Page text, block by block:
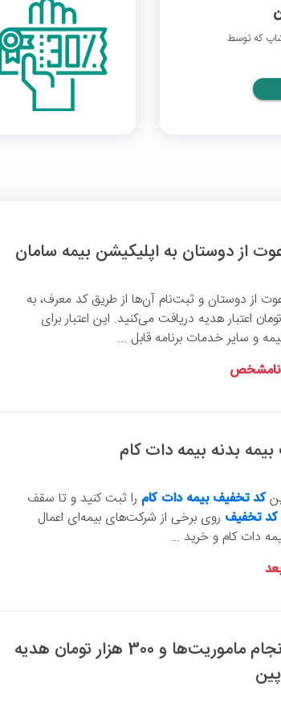
که توسط
از دوستان و ثبت‌نام آن‌ها از طریق کد معرف، به
موفق 50 هزار تومان اعتبار هدیه دریافت می‌کنید. این اعتبار برای
و سایر خدمات برنامه قابل ...
نامشخص
کد تخفیف بیمه دات کام را ثبت کنید و تا سقف
کد تخفیف روی برخی از شرکت‌های بیمه‌ای اعمال
دات کام و خرید ...
200 هزار تومان هدیه انجام ماموریت‌ها و 300 هزار تومان هدیه